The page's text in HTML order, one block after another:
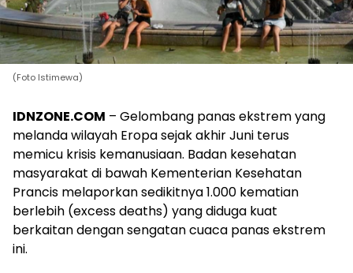
(Foto Istimewa)
IDNZONE.COM – Gelombang panas ekstrem yang
melanda wilayah Eropa sejak akhir Juni terus
memicu krisis kemanusiaan. Badan kesehatan
masyarakat di bawah Kementerian Kesehatan
Prancis melaporkan sedikitnya 1.000 kematian
berlebih (excess deaths) yang diduga kuat
berkaitan dengan sengatan cuaca panas ekstrem
ini.